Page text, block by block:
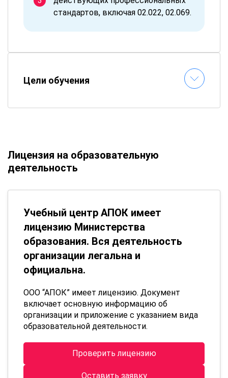
стандартов, включая 02.022, 02.069.
Цели обучения
Лицензия на образовательную
деятельность
Учебный центр АПОК имеет
лицензию Министерства
образования. Вся деятельность
организации легальна и
официальна.
ООО “АПОК” имеет лицензию. Документ
включает основную информацию об
организации и приложение с указанием вида
образовательной деятельности.
Проверить лицензию
Оставить заявку